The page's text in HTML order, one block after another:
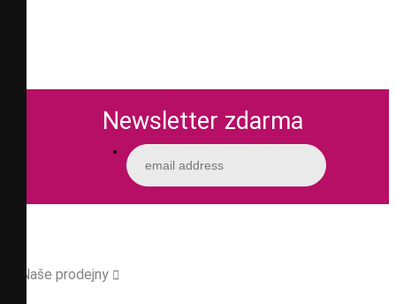
Newsletter zdarma
Naše prodejny 